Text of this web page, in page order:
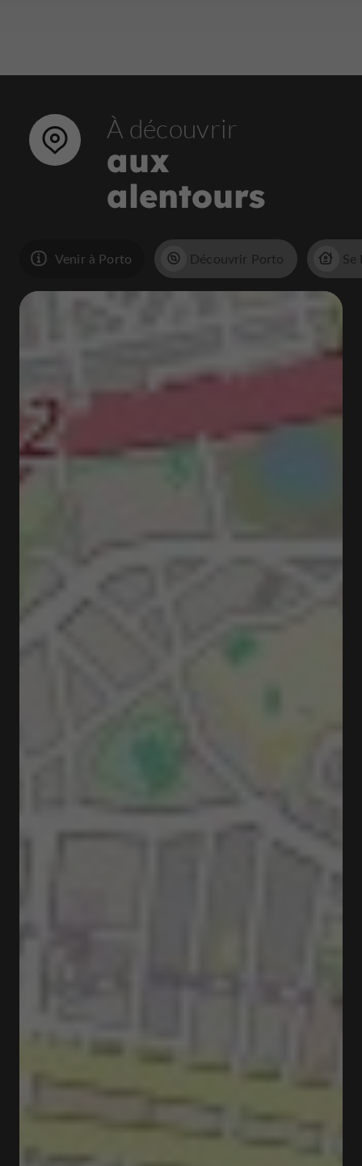
À découvrir
aux
alentours
Venir à Porto Découvrir Porto Se